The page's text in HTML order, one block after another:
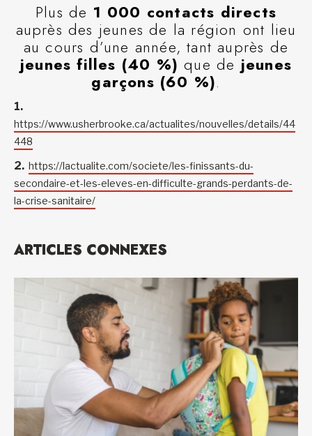
Plus de 1 000 contacts directs
auprès des jeunes de la région ont lieu
au cours d’une année, tant auprès de
jeunes filles (40 %) que de jeunes
garçons (60 %).
https://www.usherbrooke.ca/actualites/nouvelles/details/44
448
https://lactualite.com/societe/les-finissants-du-
secondaire-et-les-eleves-en-difficulte-grands-perdants-de-
la-crise-sanitaire/
ARTICLES CONNEXES